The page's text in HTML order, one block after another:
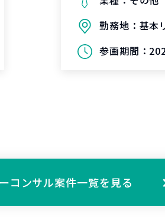
勤務地： 基本
参画期間：
コンサル案件一覧を見る